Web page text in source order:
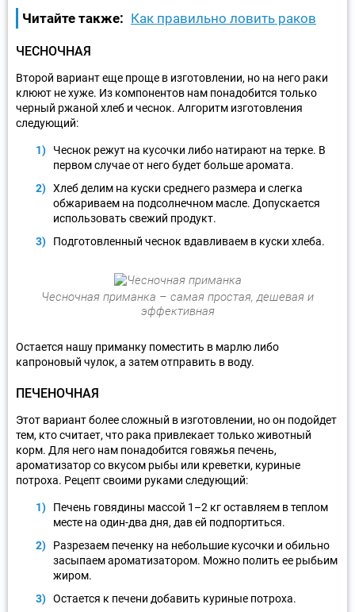
Читайте также: Как правильно ловить раков
ЧЕСНОЧНАЯ
Второй вариант еще проще в изготовлении, но на него раки
клюют не хуже. Из компонентов нам понадобится только
черный ржаной хлеб и чеснок. Алгоритм изготовления
следующий:
Чеснок режут на кусочки либо натирают на терке. В
первом случае от него будет больше аромата.
Хлеб делим на куски среднего размера и слегка
обжариваем на подсолнечном масле. Допускается
использовать свежий продукт.
Подготовленный чеснок вдавливаем в куски хлеба.
Чесночная приманка – самая простая, дешевая и
эффективная
Остается нашу приманку поместить в марлю либо
капроновый чулок, а затем отправить в воду.
ПЕЧЕНОЧНАЯ
Этот вариант более сложный в изготовлении, но он подойдет
тем, кто считает, что рака привлекает только животный
корм. Для него нам понадобится говяжья печень,
ароматизатор со вкусом рыбы или креветки, куриные
потроха. Рецепт своими руками следующий:
Печень говядины массой 1–2 кг оставляем в теплом
месте на один-два дня, дав ей подпортиться.
Разрезаем печенку на небольшие кусочки и обильно
засыпаем ароматизатором. Можно полить ее рыбьим
жиром.
Остается к печени добавить куриные потроха.